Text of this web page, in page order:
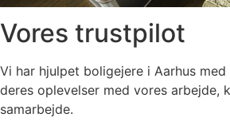
Vores trustpilot
Vi har hjulpet boligejere i Aarhus
deres oplevelser med vores arbejde,
samarbejde.